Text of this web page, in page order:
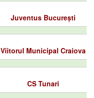
Juventus București
Viitorul Municipal Craiova
CS Tunari